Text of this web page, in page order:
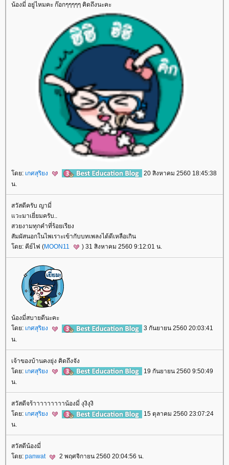
น้องมี่ อยู่ไหมคะ ก๊อกๆๆๆๆๆ คิดถึงนะคะ
ดย: เกศสุริยง
20 สิงหาคม 2560 18:45:38
น.
สวัสดีครับ ญามี่
วะมาเยี่ยมครับ..
สวยงามทุกคำที่ร้อยเรียง
สัมผัสนอกในไพเราะเข้ากับบทเพลงได้ดีเหลือเกิน
ดย: คีย์ไฟ (MOON11 ) 31 สิงหาคม 2560 9:12:01 น.
น้องมี่สบายดีนะคะ
ดย: เกศสุริยง
3 กันยายน 2560 20:03:41
น.
เจ้าของบ้านคงยุ่ง คิดถึงจัง
ดย: เกศสุริยง
19 กันยายน 2560 9:50:49
น.
สวัสดีจร้าาาาาาาาาน้องมี่ งุงิงุงิ
ดย: เกศสุริยง
15 ตุลาคม 2560 23:07:24
น.
สวัสดีน้องมี่
ดย: panwat 2 พฤศจิกายน 2560 20:04:56 น.